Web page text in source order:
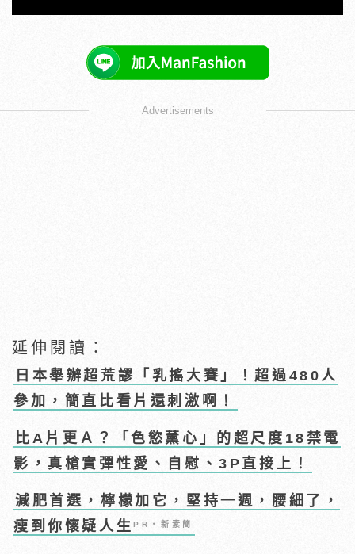
Advertisements
延伸閱讀：
日本舉辦超荒謬「乳搖大賽」！超過480人
參加，簡直比看片還刺激啊！
比A片更Ａ？「色慾薰心」的超尺度18禁電
影，真槍實彈性愛、自慰、3P直接上！
減肥首選，檸檬加它，堅持一週，腰細了，
瘦到你懷疑人生PR・新素簡